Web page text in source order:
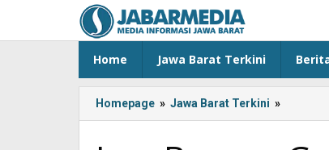
content
Home Jawa Barat Terkini
Homepage » Jawa Barat Terkini »
Berapa